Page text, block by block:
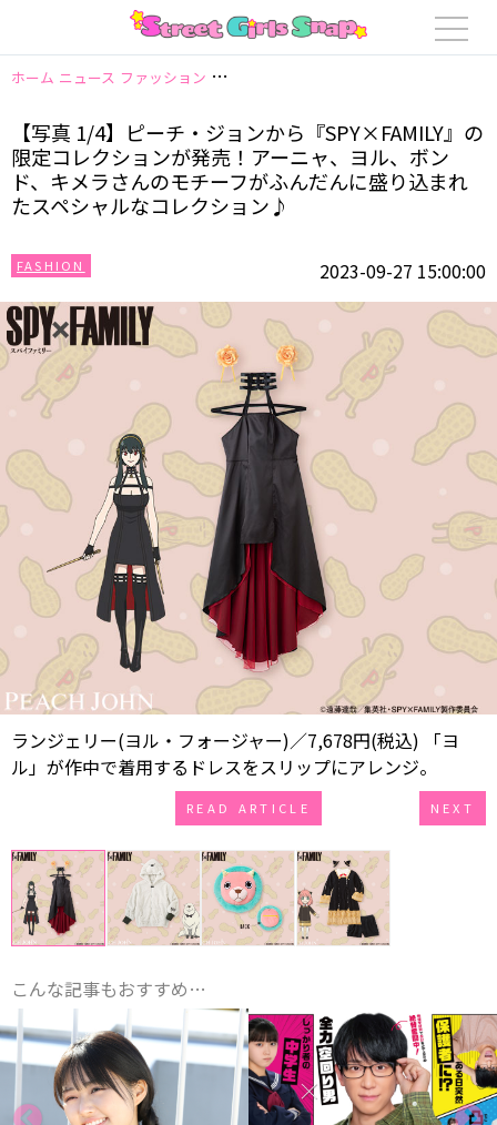
ホーム ニュース ファッション 【写真 1/4】ピーチ・ジョンから『
【写真 1/4】ピーチ・ジョンから『SPY×FAMILY』の
限定コレクションが発売！アーニャ、ヨル、ボン
ド、キメラさんのモチーフがふんだんに盛り込まれ
たスペシャルなコレクション♪
FASHION 2023-09-27 15:00:00
ランジェリー(ヨル・フォージャー)／7,678円(税込) 「ヨ
ル」が作中で着用するドレスをスリップにアレンジ。
READ ARTICLE NEXT
こんな記事もおすすめ…